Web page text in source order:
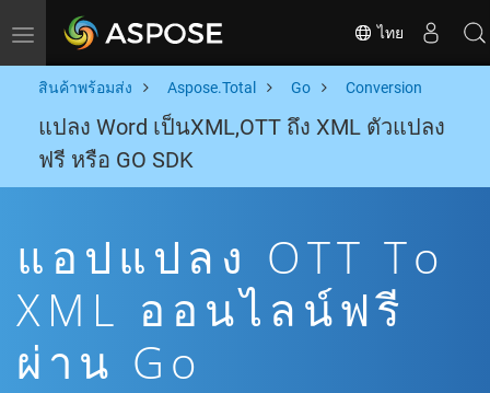
Toggle navigation ไทย
สินค้าพร้อมส่ง Aspose.Total Go Conversion
แปลง Word เป็นXML,OTT ถึง XML ตัวแปลง
ฟรี หรือ GO SDK
แอปแปลง OTT To
XML ออนไลน์ฟรี
ผ่าน Go